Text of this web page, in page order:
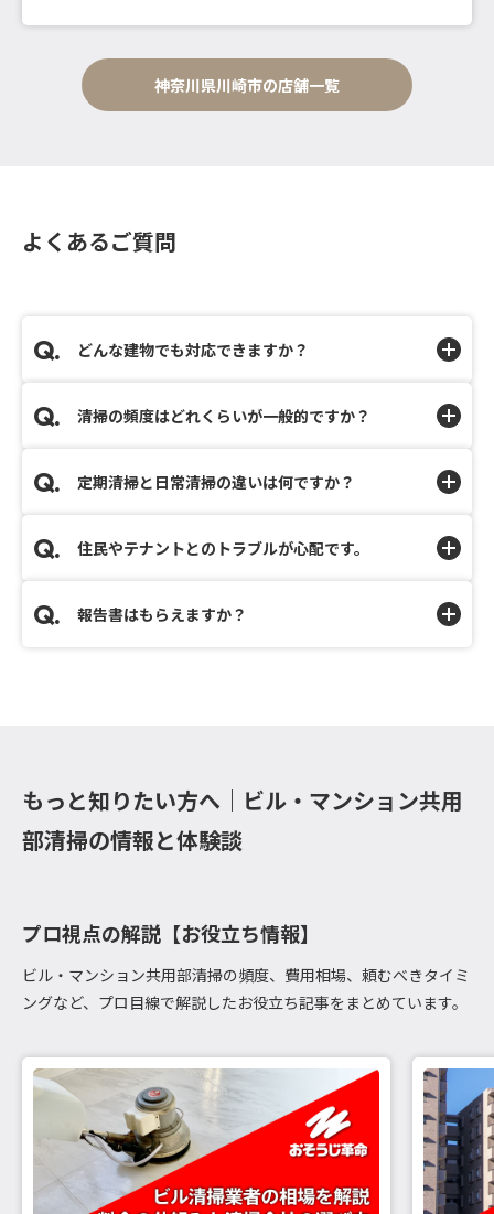
神奈川県川崎市の店舗一覧
よくあるご質問
どんな建物でも対応できますか？
清掃の頻度はどれくらいが一般的ですか？
定期清掃と日常清掃の違いは何ですか？
住民やテナントとのトラブルが心配です。
報告書はもらえますか？
もっと知りたい方へ｜ビル・マンション共用
部清掃の情報と体験談
プロ視点の解説【お役立ち情報】
ビル・マンション共用部清掃の頻度、費用相場、頼むべきタイミ
ングなど、プロ目線で解説したお役立ち記事をまとめています。